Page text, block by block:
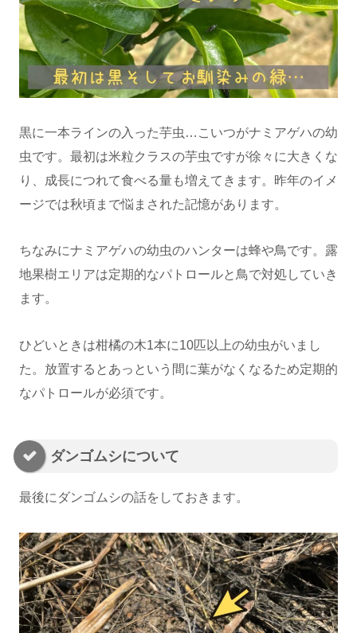
黒に一本ラインの入った芋虫…こいつがナミアゲハの幼
虫です。最初は米粒クラスの芋虫ですが徐々に大きくな
り、成長につれて食べる量も増えてきます。昨年のイメ
ージでは秋頃まで悩まされた記憶があります。
ちなみにナミアゲハの幼虫のハンターは蜂や鳥です。露
地果樹エリアは定期的なパトロールと鳥で対処していき
ます。
ひどいときは柑橘の木1本に10匹以上の幼虫がいまし
た。放置するとあっという間に葉がなくなるため定期的
なパトロールが必須です。
ダンゴムシについて
最後にダンゴムシの話をしておきます。